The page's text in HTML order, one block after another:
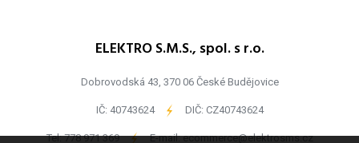
ELEKTRO S.M.S., spol. s r.o.
Dobrovodská 43, 370 06 České Budějovice
IČ: 40743624 - DIČ: CZ40743624
Tel:778 971 369 - E-mail:ecommerce@elektrosms.cz